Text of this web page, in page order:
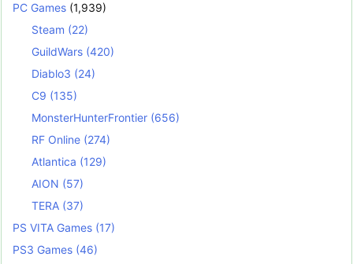
PC Games (1,939)
Steam (22)
GuildWars (420)
Diablo3 (24)
C9 (135)
MonsterHunterFrontier (656)
RF Online (274)
Atlantica (129)
AION (57)
TERA (37)
PS VITA Games (17)
PS3 Games (46)